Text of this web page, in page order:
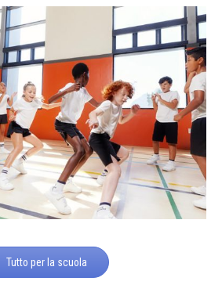
Tutto per la scuola